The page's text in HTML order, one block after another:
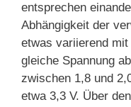
entsprechen
Abhängigkeit der
etwas variierend
gleiche Spannung
zwischen 1,8 und
etwa 3,3 V. Über